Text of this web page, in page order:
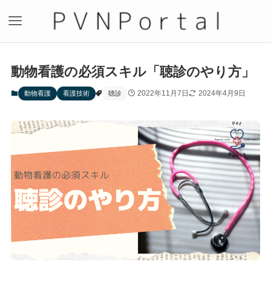
動物看護の必須スキル「聴診のやり方」
動物看護 看護技術 聴診 2022年11月7日 2024年4月9日